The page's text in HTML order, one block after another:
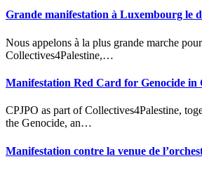
Grande manifestation à Luxembourg le
Nous appelons à la plus grande marche pour la Palestine jamais vue dans la Grande Région ! Le CPJPO, membre de
Collectives4Palestine,…
Manifestation Red Card for Genocide in
CPJPO as part of Collectives4Palestine, together with numerous NGOs, associations, and unions, are uniting to demand an end to
the Genocide, an…
Manifestation contre la venue de